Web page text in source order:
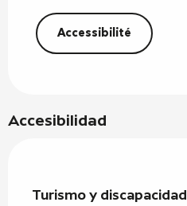
Accessibilité
Accesibilidad
Turismo y discapacidad
Turismo y discapacidad